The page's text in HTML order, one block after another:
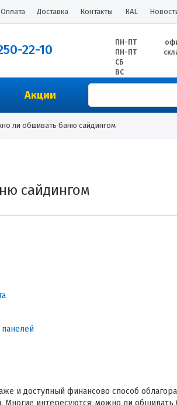
Оплата Доставка Контакты RAL
22-10 ПН-ПТ
ПН-ПТ
СБ
ВС
Акции
ли обшивать баню сайдингом
сайдингом
и доступный финансово способ
интересуются: можно ли обшивать